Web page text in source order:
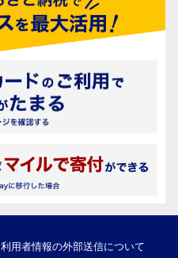
利用者情報の外部送信について